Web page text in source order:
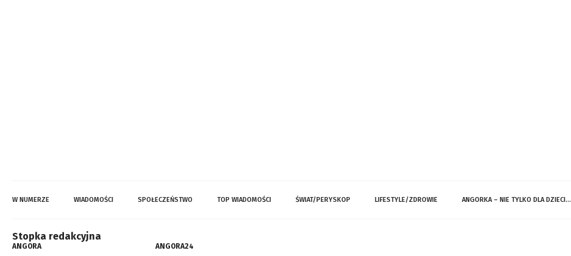
W NUMERZE WIADOMOŚCI SPOŁECZEŃSTWO TOP WIADOMOŚCI ŚWIAT/PERYSKOP LIFESTYLE/ZDROWIE ANGORKA – NIE TYLKO DLA DZIECI…
Stopka redakcyjna
ANGORA ANGORA24